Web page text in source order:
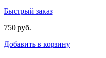
Быстрый заказ
750 руб.
Добавить в корзину